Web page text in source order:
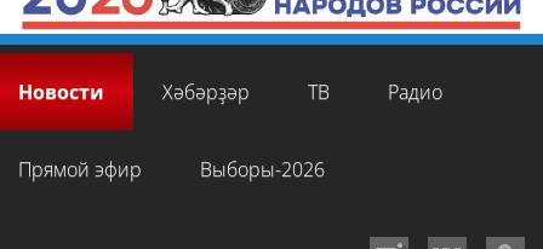
Новости Хәбәрҙәр ТВ Радио
Прямой эфир Выборы-2026